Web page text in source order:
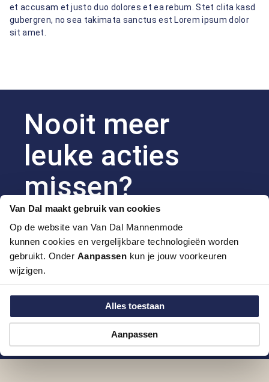
Van Dal maakt gebruik van cookies
Op de website van Van Dal Mannenmode
kunnen cookies en vergelijkbare technologieën worden
gebruikt. Onder Aanpassen kun je jouw voorkeuren
wijzigen.
Alles toestaan
Aanpassen
et accusam et justo duo dolores et ea rebum. Stet clita kasd
gubergren, no sea takimata sanctus est Lorem ipsum dolor
sit amet.
Nooit meer
leuke acties
missen?
Schrijf je in voor onze nieuwsbrief en blijf als
eerste op de hoogte van exclusieve kortingen en
nieuwe collecties.
Jouw emailadres
Aanmelden